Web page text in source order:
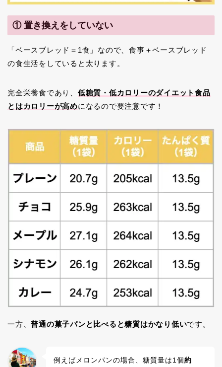
① 置き換えをしていない
「ベースブレッド＝1食」なので、食事＋ベースブレッド
の食生活をしていると太ります。
完全栄養食であり、 低糖質・低カロリーのダイエット食品
とはカロリーが高めになるので要注意です！
一方、普通の菓子パンと比べると糖質はかなり低いです。
例えばメロンパンの場合、糖質量は1個約